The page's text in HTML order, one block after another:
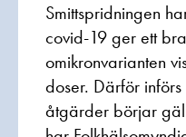
Smittspridningen
covid-19 ger ett
omikronvarianten
doser. Därför
åtgärder börjar